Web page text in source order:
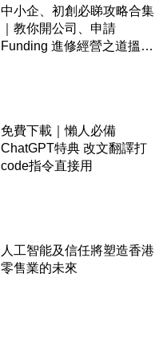
中小企、初創必睇攻略合集
｜教你開公司、申請
Funding 進修經營之道搵大
免費下載｜懶人必備
ChatGPT特典 改文翻譯打
code指令直接用
人工智能及信任將塑造香港
零售業的未來